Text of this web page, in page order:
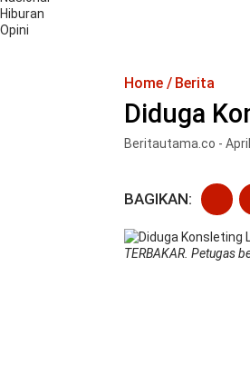
Hiburan
Opini
Home Berita
Diduga
Beritautama.co -
BAGIKAN:
TERBAKAR. Petugas